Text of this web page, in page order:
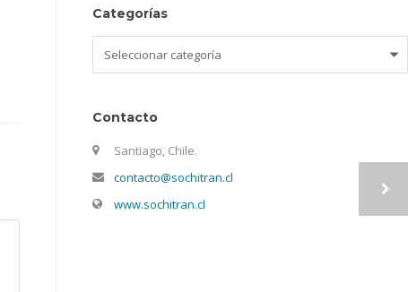
Categorías
Contacto
Santiago, Chile.
contacto@sochitran.cl
www.sochitran.cl